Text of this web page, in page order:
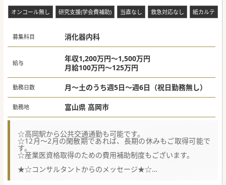
オンコール無し 研究支援(学会費補助) 当直なし 救急対応なし 紙カルテ
募集科目 消化器内科
給与
年収1,200万円～1,500万円
月給100万円～125万円
勤務日数 月～土のうち週5日～週6日（祝日勤務無し）
勤務地 富山県 高岡市
☆高岡駅から公共交通通勤も可能です。
☆12月～2月の閑散期であれば、長期の休みもご取得可能で
す。
☆産業医資格取得のための費用補助制度もございます。
★☆コンサルタントからのメッセージ★☆
県内に複数の健診クリニック、外来クリニックを運営してい